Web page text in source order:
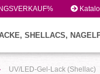
SHELLACS,
UV/LED-Gel-Lack (Shellac)